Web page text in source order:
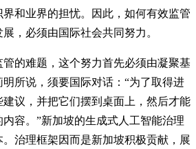
和业界的担忧。因此，如何有效监管
，必须由国际社会共同努力。
的难题，这个努力首先必须由凝聚基
所说，须要国际对话：“为了取得进
议，并把它们摆到桌面上，然后才能
容。”新加坡的生成式人工智能治理
治理框架因而是新加坡积极贡献，展